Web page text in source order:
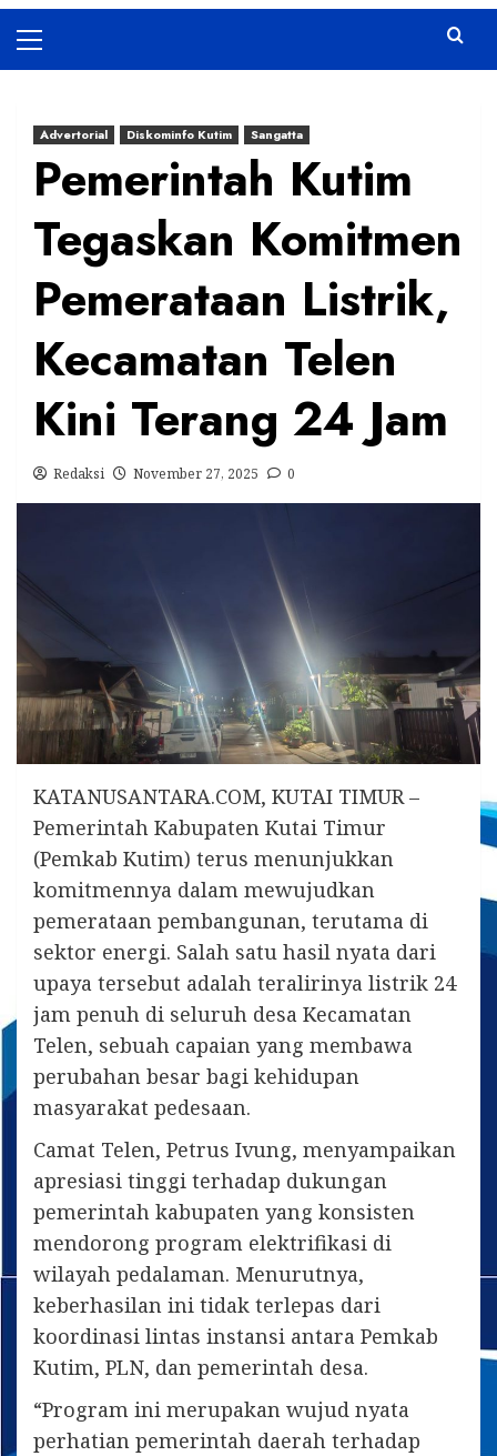
Menu
Advertorial Diskominfo Kutim Sangatta
Pemerintah Kutim
Tegaskan Komitmen
Pemerataan Listrik,
Kecamatan Telen
Kini Terang 24 Jam
Redaksi November 27, 2025 0
KATANUSANTARA.COM, KUTAI TIMUR –
Pemerintah Kabupaten Kutai Timur
(Pemkab Kutim) terus menunjukkan
komitmennya dalam mewujudkan
pemerataan pembangunan, terutama di
sektor energi. Salah satu hasil nyata dari
upaya tersebut adalah teralirinya listrik 24
jam penuh di seluruh desa Kecamatan
Telen, sebuah capaian yang membawa
perubahan besar bagi kehidupan
masyarakat pedesaan.
Camat Telen, Petrus Ivung, menyampaikan
apresiasi tinggi terhadap dukungan
pemerintah kabupaten yang konsisten
mendorong program elektrifikasi di
wilayah pedalaman. Menurutnya,
keberhasilan ini tidak terlepas dari
koordinasi lintas instansi antara Pemkab
Kutim, PLN, dan pemerintah desa.
“Program ini merupakan wujud nyata
perhatian pemerintah daerah terhadap